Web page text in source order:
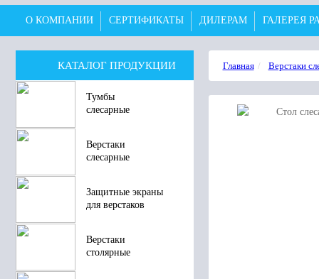
О КОМПАНИИ СЕРТИФИКАТЫ ДИЛЕРАМ ГАЛЕРЕЯ
КАТАЛОГ ПРОДУКЦИИ
Тумбы
слесарные
Верстаки
слесарные
Защитные экраны
для верстаков
Верстаки
столярные
Главная Верстаки